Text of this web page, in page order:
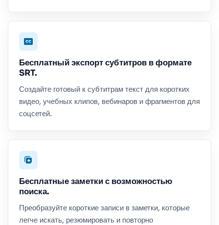
Бесплатный экспорт субтитров в формате
SRT.
Создайте готовый к субтитрам текст для коротких
видео, учебных клипов, вебинаров и фрагментов для
соцсетей.
Бесплатные заметки с возможностью
поиска.
Преобразуйте короткие записи в заметки, которые
легче искать, резюмировать и повторно